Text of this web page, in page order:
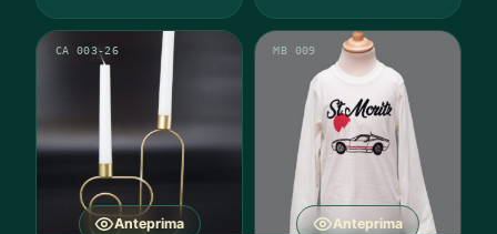
Anteprima
CA 003-26
Anteprima
MB 009